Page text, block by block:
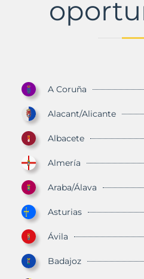
A Coruña
Alacant/Alicante
Albacete
Almería
Araba/Álava
Asturias
Ávila
Badajoz